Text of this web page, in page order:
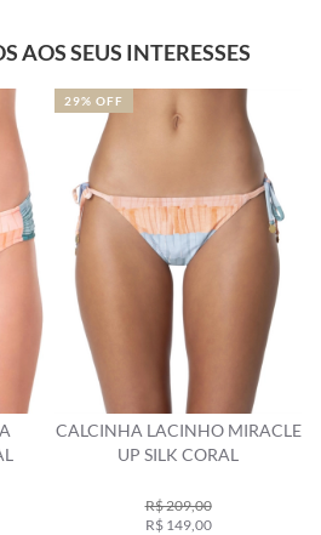
AOS SEUS INTERESSES
CALCINHA LACINHO MIRACLE
UP SILK CORAL
R$ 209,00
R$ 149,00
29% OFF